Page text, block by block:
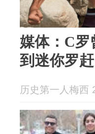
媒体：C罗
到迷你罗赶
历史第一人梅西